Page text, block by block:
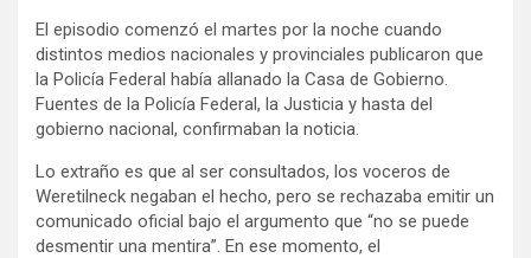
El episodio comenzó el martes por la noche cuando
distintos medios nacionales y provinciales publicaron que
la Policía Federal había allanado la Casa de Gobierno.
Fuentes de la Policía Federal, la Justicia y hasta del
gobierno nacional, confirmaban la noticia.
Lo extraño es que al ser consultados, los voceros de
Weretilneck negaban el hecho, pero se rechazaba emitir un
comunicado oficial bajo el argumento que “no se puede
desmentir una mentira”. En ese momento, el